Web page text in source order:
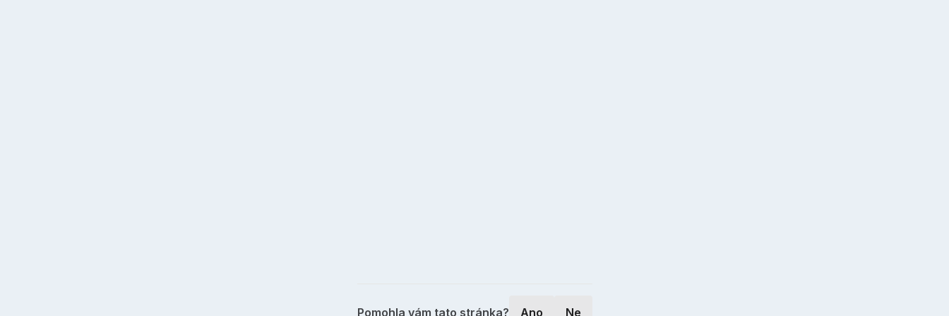
Pomohla vám tato stránka? Ano Ne